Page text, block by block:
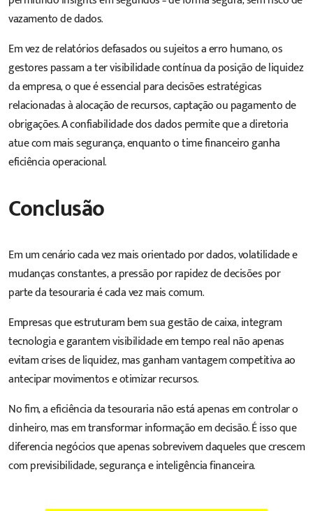
vazamento de dados.
Em vez de relatórios defasados ou sujeitos a erro humano, os
gestores passam a ter visibilidade contínua da posição de liquidez
da empresa, o que é essencial para decisões estratégicas
relacionadas à alocação de recursos, captação ou pagamento de
obrigações. A confiabilidade dos dados permite que a diretoria
atue com mais segurança, enquanto o time financeiro ganha
eficiência operacional.
Conclusão
Em um cenário cada vez mais orientado por dados, volatilidade e
mudanças constantes, a pressão por rapidez de decisões por
parte da tesouraria é cada vez mais comum.
Empresas que estruturam bem sua gestão de caixa, integram
tecnologia e garantem visibilidade em tempo real não apenas
evitam crises de liquidez, mas ganham vantagem competitiva ao
antecipar movimentos e otimizar recursos.
No fim, a eficiência da tesouraria não está apenas em controlar o
dinheiro, mas em transformar informação em decisão. É isso que
diferencia negócios que apenas sobrevivem daqueles que crescem
com previsibilidade, segurança e inteligência financeira.